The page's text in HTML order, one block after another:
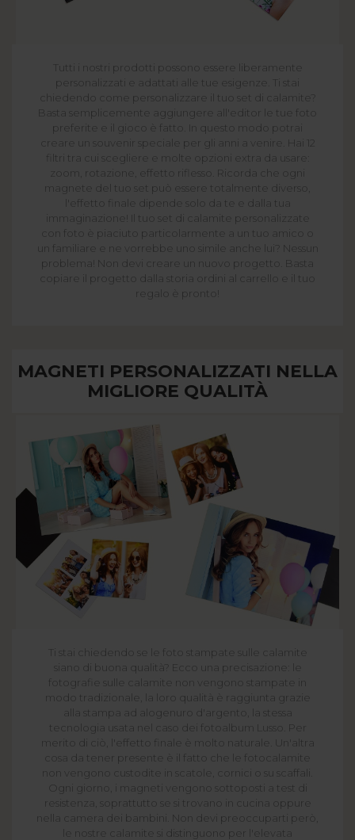
Tutti i nostri prodotti possono essere liberamente
personalizzati e adattati alle tue esigenze. Ti stai
chiedendo come personalizzare il tuo set di calamite?
Basta semplicemente aggiungere all'editor le tue foto
preferite e il gioco è fatto. In questo modo potrai
creare un souvenir speciale per gli anni a venire. Hai 12
filtri tra cui scegliere e molte opzioni extra da usare:
zoom, rotazione, effetto riflesso. Ricorda che ogni
magnete del tuo set può essere totalmente diverso,
l'effetto finale dipende solo da te e dalla tua
immaginazione! Il tuo set di calamite personalizzate
con foto è piaciuto particolarmente a un tuo amico o
un familiare e ne vorrebbe uno simile anche lui? Nessun
problema! Non devi creare un nuovo progetto. Basta
copiare il progetto dalla storia ordini al carrello e il tuo
regalo è pronto!
MAGNETI PERSONALIZZATI NELLA
MIGLIORE QUALITÀ
Ti stai chiedendo se le foto stampate sulle calamite
siano di buona qualità? Ecco una precisazione: le
fotografie sulle calamite non vengono stampate in
modo tradizionale, la loro qualità è raggiunta grazie
alla stampa ad alogenuro d'argento, la stessa
tecnologia usata nel caso dei fotoalbum Lusso. Per
merito di ciò, l'effetto finale è molto naturale. Un'altra
cosa da tener presente è il fatto che le fotocalamite
non vengono custodite in scatole, cornici o su scaffali.
Ogni giorno, i magneti vengono sottoposti a test di
resistenza, soprattutto se si trovano in cucina oppure
nella camera dei bambini. Non devi preoccuparti però,
le nostre calamite si distinguono per l'elevata